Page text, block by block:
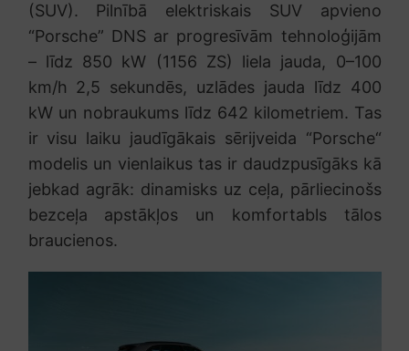
(SUV). Pilnībā elektriskais SUV apvieno
“Porsche” DNS ar progresīvām tehnoloģijām
– līdz 850 kW (1156 ZS) liela jauda, 0–100
km/h 2,5 sekundēs, uzlādes jauda līdz 400
kW un nobraukums līdz 642 kilometriem. Tas
ir visu laiku jaudīgākais sērijveida “Porsche“
modelis un vienlaikus tas ir daudzpusīgāks kā
jebkad agrāk: dinamisks uz ceļa, pārliecinošs
bezceļa apstākļos un komfortabls tālos
braucienos.